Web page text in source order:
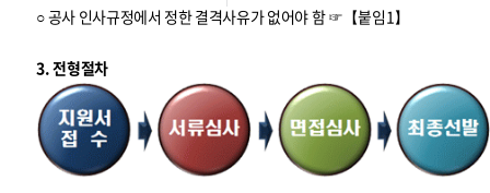
○ 공사 인사규정에서 정한 결격사유가 없어야 함 ☞【붙임1】
3. 전형절차